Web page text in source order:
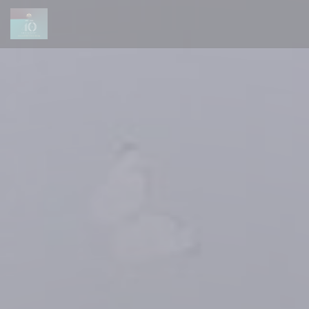
Πίνακας διαχείρισης "Μπισκότων" (Cookies)